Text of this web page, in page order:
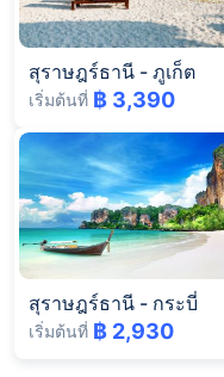
สุราษฎร์ธานี - ภูเก็ต
เริ่มต้นที่ ฿ 3,390
สุราษฎร์ธานี - กระบี่
เริ่มต้นที่ ฿ 2,930